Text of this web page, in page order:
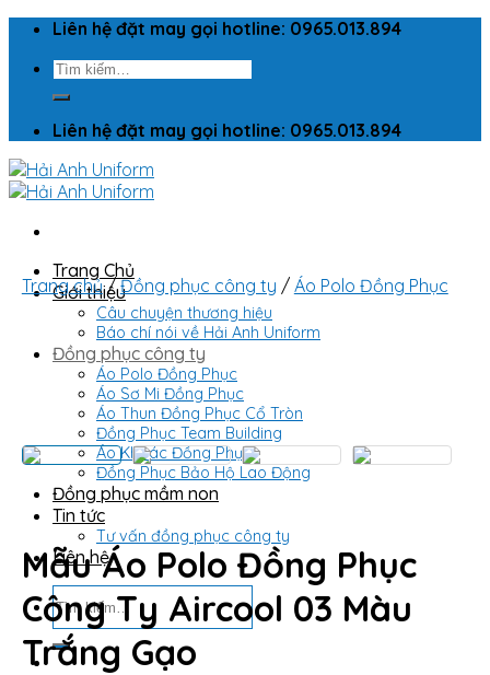
Skip
content
Liên hệ đặt may gọi hotline: 0965.013.894
Tìm
kiếm:
Liên hệ đặt may gọi hotline: 0965.013.894
Trang Chủ
Giới thiệu
Câu chuyện thương hiệu
Báo chí nói về Hải Anh Uniform
Đồng phục công ty
Áo Polo Đồng Phục
Áo Sơ Mi Đồng Phục
Áo Thun Đồng Phục Cổ Tròn
Đồng Phục Team Building
Áo Khoác Đồng Phục
Đồng Phục Bảo Hộ Lao Động
Đồng phục mầm non
Tin tức
Tư vấn đồng phục công ty
Liên hệ
Tìm
kiếm:
Trang chủ / Đồng phục công ty / Áo Polo Đồng Phục
Mẫu Áo Polo Đồng Phục
Công Ty Aircool 03 Màu
Trắng Gạo